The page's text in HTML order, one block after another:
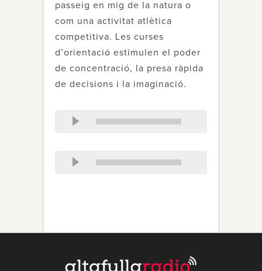
passeig en mig de la natura o
com una activitat atlètica
competitiva. Les curses
d’orientació estimulen el poder
de concentració, la presa ràpida
de decisions i la imaginació.